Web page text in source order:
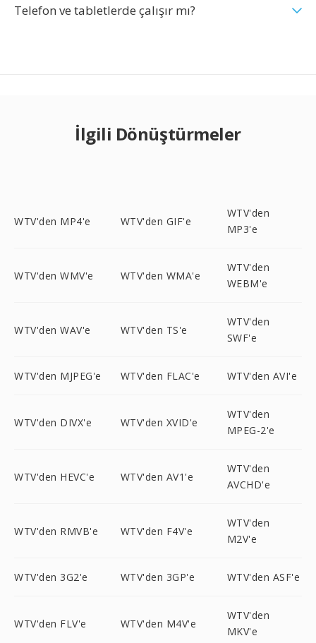
Telefon ve tabletlerde çalışır mı?
İlgili Dönüştürmeler
WTV'den MP4'e WTV'den GIF'e
WTV'den
MP3'e
WTV'den WMV'e WTV'den WMA'e
WTV'den
WEBM'e
WTV'den WAV'e WTV'den TS'e
WTV'den
SWF'e
WTV'den MJPEG'e WTV'den FLAC'e WTV'den AVI'e
WTV'den DIVX'e WTV'den XVID'e
WTV'den
MPEG-2'e
WTV'den HEVC'e WTV'den AV1'e
WTV'den
AVCHD'e
WTV'den RMVB'e WTV'den F4V'e
WTV'den
M2V'e
WTV'den 3G2'e WTV'den 3GP'e WTV'den ASF'e
WTV'den FLV'e WTV'den M4V'e
WTV'den
MKV'e